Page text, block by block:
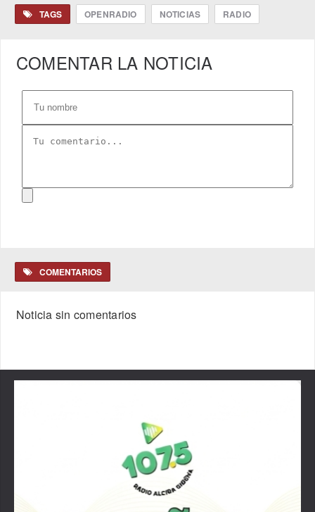
TAGS OPENRADIO NOTICIAS RADIO
COMENTAR LA NOTICIA
COMENTARIOS
Noticia sin comentarios